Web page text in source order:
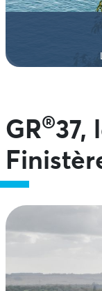
GR®37,